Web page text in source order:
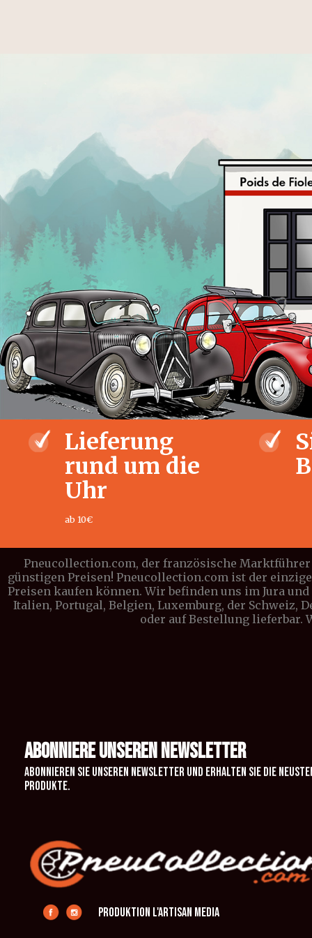
Lieferung
rund um die
Uhr
ab 10€
Pneucollection.com, der französische
günstigen Preisen! Pneucollection.com ist der
Preisen kaufen können. Wir befinden uns im Jura
Italien, Portugal, Belgien, Luxemburg, der Schweiz,
oder auf Bestellung lieferbar.
ABONNIERE UNSEREN NEWSLETTER
Abonnieren Sie unseren Newsletter und erhalten Sie die
Produkte.
Produktion L'Artisan Media